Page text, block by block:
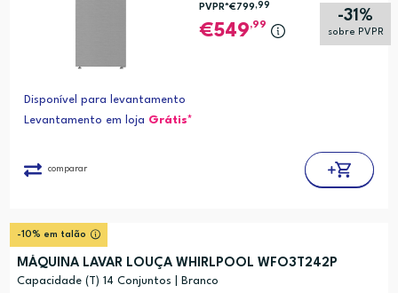
-31%
sobre PVPR
PVPR*€799,99
549,99
Disponível para levantamento
Levantamento em loja Grátis*
comparar
-10% em talão
MÁQUINA LAVAR LOUÇA WHIRLPOOL WFO3T242P
Capacidade (T) 14 Conjuntos | Branco